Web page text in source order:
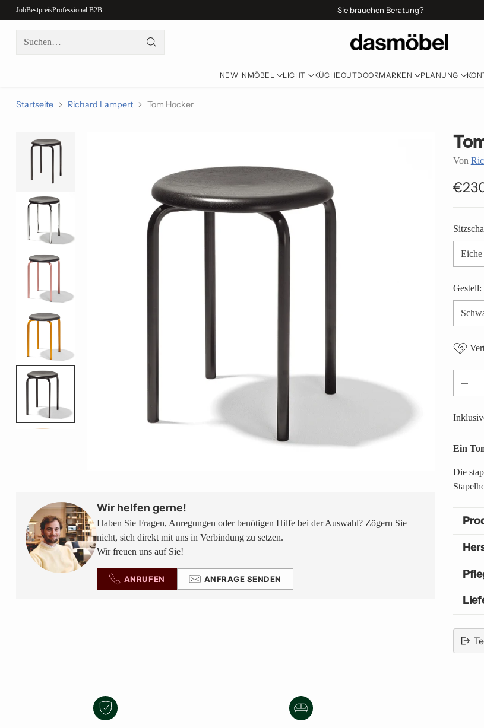
JobBestpreisProfessional B2B Sie brauchen Beratung?
Suchen…
NEW IN MÖBEL LICHT KÜCHEOUTDOORMARKEN PLANUNG
Startseite Richard Lampert Tom Hocker
Wir helfen gerne!
Haben Sie Fragen, Anregungen oder benötigen Hilfe bei der Auswahl? Zögern Sie
nicht, sich direkt mit uns in Verbindung zu setzen.
Wir freuen uns auf Sie!
ANRUFEN ANFRAGE SENDEN
Von
Gestell:
Anzahl
Ein
Die